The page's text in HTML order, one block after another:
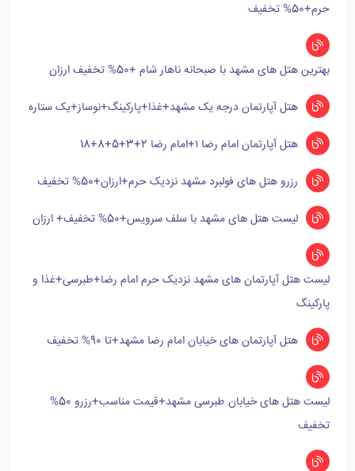
حرم+50% تخفیف
بهترین هتل های مشهد با صبحانه ناهار شام +50% تخفیف ارزان
هتل آپارتمان درجه یک مشهد+غذا+پارکینگ+نوساز+یک ستاره
هتل آپارتمان امام رضا ۱+امام رضا 2+3+5+8+18
رزرو هتل های فولبرد مشهد نزدیک حرم+ارزان+50% تخفیف
لیست هتل های مشهد با سلف سرویس+50% تخفیف+ ارزان
لیست هتل آپارتمان های مشهد نزدیک حرم امام رضا+طبرسی+غذا و
پارکینگ
هتل آپارتمان های خیابان امام رضا مشهد+تا 90% تخفیف
لیست هتل های خیابان طبرسی مشهد+قیمت مناسب+رزرو 50%
تخفیف